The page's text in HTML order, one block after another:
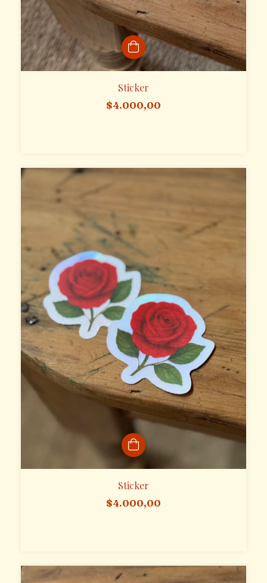
Sticker
$4.000,00
Sticker
$4.000,00